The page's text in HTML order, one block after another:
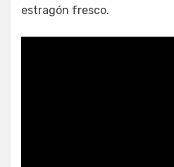
estragón fresco.